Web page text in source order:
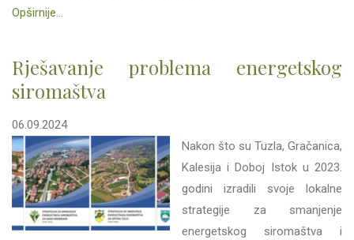
Opširnije...
Rješavanje problema energetskog
siromaštva
06.09.2024
Nakon što su Tuzla, Gračanica,
Kalesija i Doboj Istok u 2023.
godini izradili svoje lokalne
strategije za smanjenje
energetskog siromaštva i